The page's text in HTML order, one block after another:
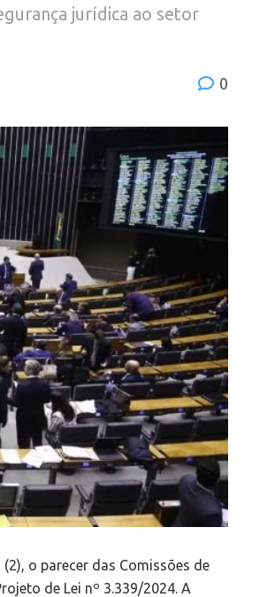
jurídica ao setor
0
o parecer das Comissões de
de Lei nº 3.339/2024. A